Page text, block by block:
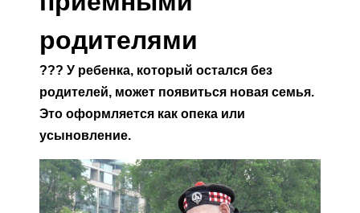
родителями
??? У ребенка, который остался без
родителей, может появиться новая семья.
Это оформляется как опека или
усыновление.